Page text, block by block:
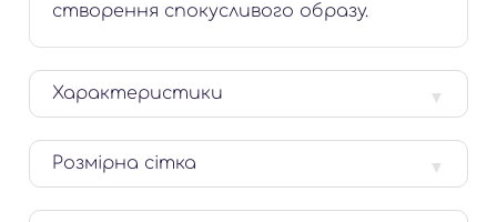
створення спокусливого образу.
Характеристики
Розмірна сітка